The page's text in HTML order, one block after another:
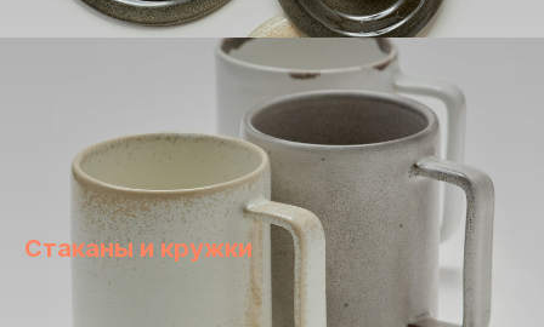
Стаканы и кружки